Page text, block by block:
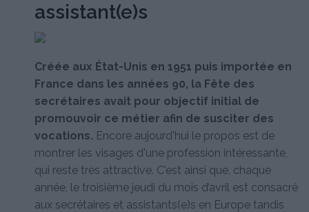
assistant(e)s
Créée aux État-Unis en 1951 puis importée en
France dans les années 90, la Fête des
secrétaires avait pour objectif initial de
promouvoir ce métier afin de susciter des
vocations. Encore aujourd'hui le propos est de
montrer les visages d'une profession intéressante,
qui reste très attractive. C'est ainsi que, chaque
année, le troisième jeudi du mois d’avril est consacré
aux secrétaires et assistants(e)s en Europe tandis